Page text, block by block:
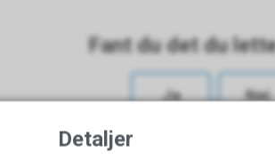
Fant du det du
Ja Nei
Detaljer